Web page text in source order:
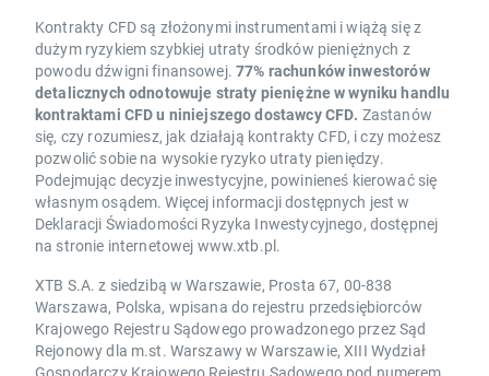
Kontrakty CFD są złożonymi instrumentami i wiążą się z
dużym ryzykiem szybkiej utraty środków pieniężnych z
powodu dźwigni finansowej. 77% rachunków inwestorów
detalicznych odnotowuje straty pieniężne w wyniku handlu
kontraktami CFD u niniejszego dostawcy CFD. Zastanów
się, czy rozumiesz, jak działają kontrakty CFD, i czy możesz
pozwolić sobie na wysokie ryzyko utraty pieniędzy.
Podejmując decyzje inwestycyjne, powinieneś kierować się
własnym osądem. Więcej informacji dostępnych jest w
Deklaracji Świadomości Ryzyka Inwestycyjnego, dostępnej
na stronie internetowej www.xtb.pl.
XTB S.A. z siedzibą w Warszawie, Prosta 67, 00-838
Warszawa, Polska, wpisana do rejestru przedsiębiorców
Krajowego Rejestru Sądowego prowadzonego przez Sąd
Rejonowy dla m.st. Warszawy w Warszawie, XIII Wydział